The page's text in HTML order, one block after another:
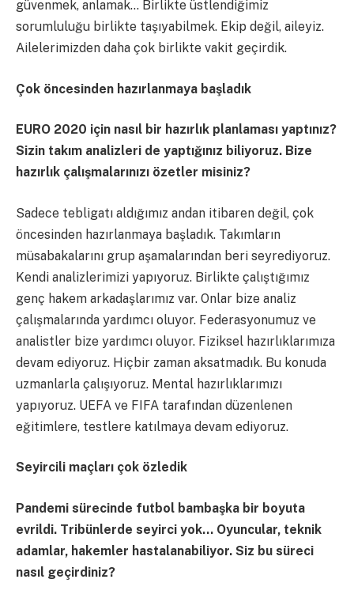
güvenmek, anlamak… Birlikte üstlendiğimiz
sorumluluğu birlikte taşıyabilmek. Ekip değil, aileyiz.
Ailelerimizden daha çok birlikte vakit geçirdik.
Çok öncesinden hazırlanmaya başladık
EURO 2020 için nasıl bir hazırlık planlaması yaptınız?
Sizin takım analizleri de yaptığınız biliyoruz. Bize
hazırlık çalışmalarınızı özetler misiniz?
Sadece tebligatı aldığımız andan itibaren değil, çok
öncesinden hazırlanmaya başladık. Takımların
müsabakalarını grup aşamalarından beri seyrediyoruz.
Kendi analizlerimizi yapıyoruz. Birlikte çalıştığımız
genç hakem arkadaşlarımız var. Onlar bize analiz
çalışmalarında yardımcı oluyor. Federasyonumuz ve
analistler bize yardımcı oluyor. Fiziksel hazırlıklarımıza
devam ediyoruz. Hiçbir zaman aksatmadık. Bu konuda
uzmanlarla çalışıyoruz. Mental hazırlıklarımızı
yapıyoruz. UEFA ve FIFA tarafından düzenlenen
eğitimlere, testlere katılmaya devam ediyoruz.
Seyircili maçları çok özledik
Pandemi sürecinde futbol bambaşka bir boyuta
evrildi. Tribünlerde seyirci yok… Oyuncular, teknik
adamlar, hakemler hastalanabiliyor. Siz bu süreci
nasıl geçirdiniz?